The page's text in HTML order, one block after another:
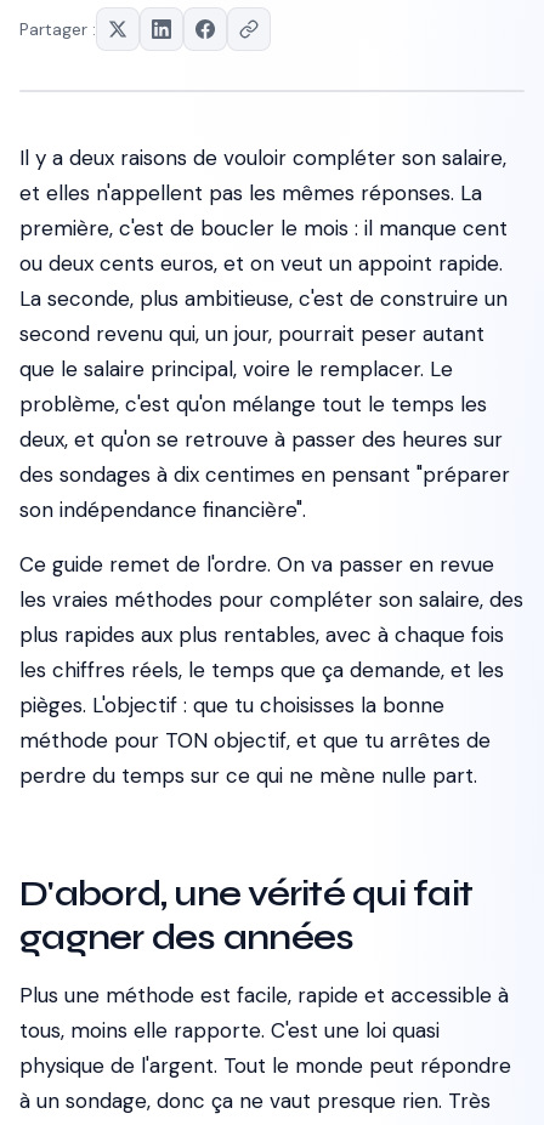
Partager :
Il y a deux raisons de vouloir compléter son salaire,
et elles n'appellent pas les mêmes réponses. La
première, c'est de boucler le mois : il manque cent
ou deux cents euros, et on veut un appoint rapide.
La seconde, plus ambitieuse, c'est de construire un
second revenu qui, un jour, pourrait peser autant
que le salaire principal, voire le remplacer. Le
problème, c'est qu'on mélange tout le temps les
deux, et qu'on se retrouve à passer des heures sur
des sondages à dix centimes en pensant "préparer
son indépendance financière".
Ce guide remet de l'ordre. On va passer en revue
les vraies méthodes pour compléter son salaire, des
plus rapides aux plus rentables, avec à chaque fois
les chiffres réels, le temps que ça demande, et les
pièges. L'objectif : que tu choisisses la bonne
méthode pour TON objectif, et que tu arrêtes de
perdre du temps sur ce qui ne mène nulle part.
D'abord, une vérité qui fait
gagner des années
Plus une méthode est facile, rapide et accessible à
tous, moins elle rapporte. C'est une loi quasi
physique de l'argent. Tout le monde peut répondre
à un sondage, donc ça ne vaut presque rien. Très